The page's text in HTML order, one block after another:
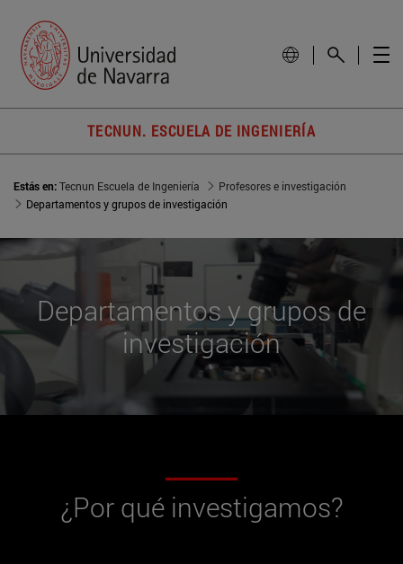
TECNUN. ESCUELA DE INGENIERÍA
Estás en:Tecnun Escuela de Ingeniería
Profesores e investigación
Departamentos y grupos de investigación
Departamentos y grupos de
investigación
¿Por qué investigamos?